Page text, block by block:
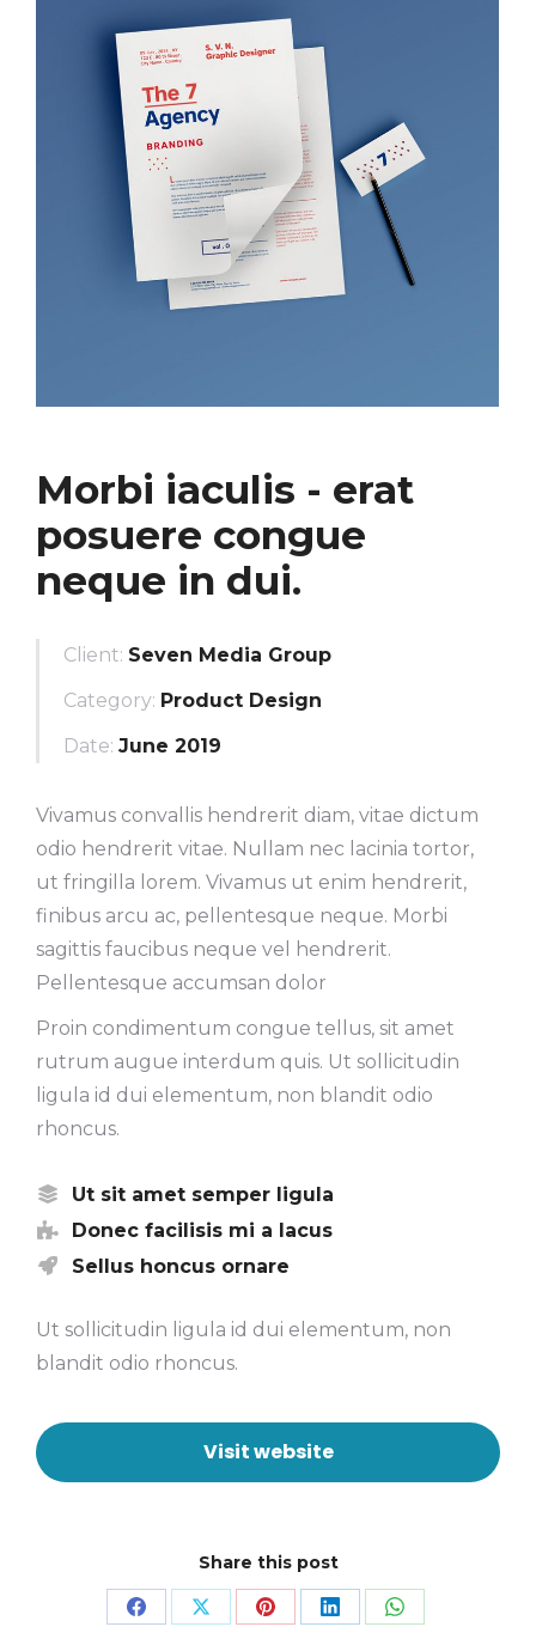
Morbi iaculis - erat
posuere congue
neque in dui.
Client: Seven Media Group
Category: Product Design
Date: June 2019
Vivamus convallis hendrerit diam, vitae dictum
odio hendrerit vitae. Nullam nec lacinia tortor,
ut fringilla lorem. Vivamus ut enim hendrerit,
finibus arcu ac, pellentesque neque. Morbi
sagittis faucibus neque vel hendrerit.
Pellentesque accumsan dolor
Proin condimentum congue tellus, sit amet
rutrum augue interdum quis. Ut sollicitudin
ligula id dui elementum, non blandit odio
rhoncus.
Ut sit amet semper ligula
Donec facilisis mi a lacus
Sellus honcus ornare
Ut sollicitudin ligula id dui elementum, non
blandit odio rhoncus.
Visit website
Share this post
Share Share Share Share Share